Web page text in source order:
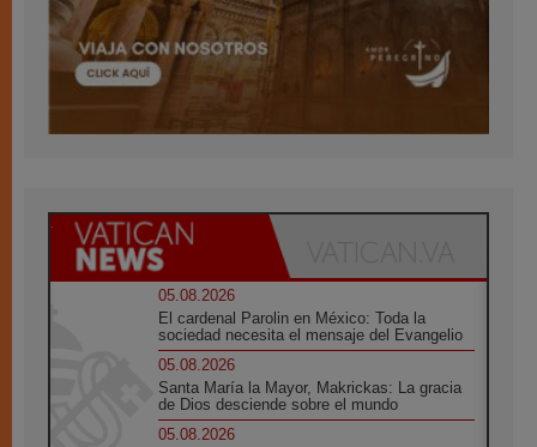
05.08.2026
El cardenal Parolin en México: Toda la
sociedad necesita el mensaje del Evangelio
05.08.2026
Santa María la Mayor, Makrickas: La gracia
de Dios desciende sobre el mundo
05.08.2026